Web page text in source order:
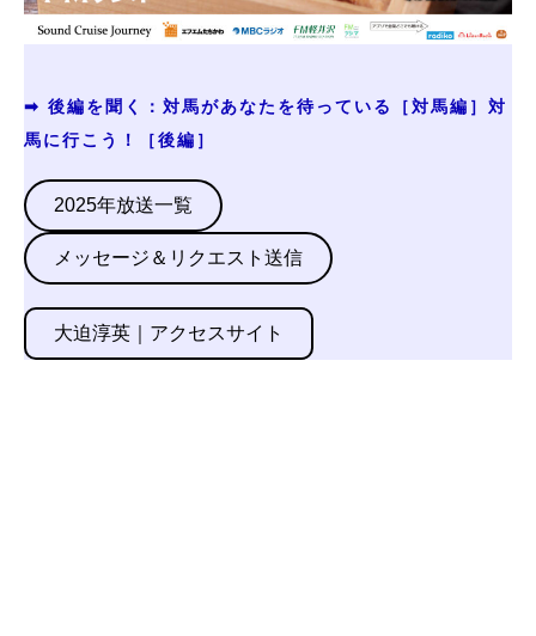
➡ 後編を聞く：対馬があなたを待っている［対馬編］対
馬に行こう！［後編］
2025年放送一覧
メッセージ＆リクエスト送信
大迫淳英｜アクセスサイト